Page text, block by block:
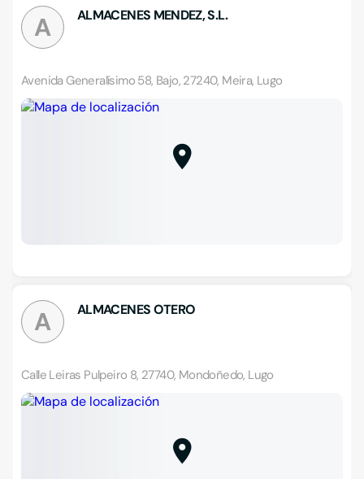
A ALMACENES MENDEZ, S.L.
Avenida Generalísimo 58, Bajo, 27240, Meira, Lugo
A ALMACENES OTERO
Calle Leiras Pulpeiro 8, 27740, Mondoñedo, Lugo